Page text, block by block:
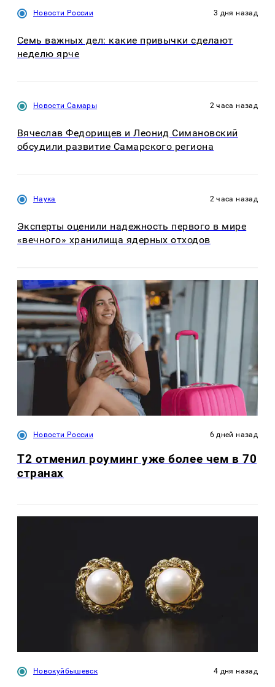
Новости России 3 дня назад
Семь важных дел: какие привычки сделают
неделю ярче
Новости Самары 2 часа назад
Вячеслав Федорищев и Леонид Симановский
обсудили развитие Самарского региона
Наука 2 часа назад
Эксперты оценили надежность первого в мире
«вечного» хранилища ядерных отходов
Новости России 6 дней назад
Т2 отменил роуминг уже более чем в 70
странах
Новокуйбышевск 4 дня назад